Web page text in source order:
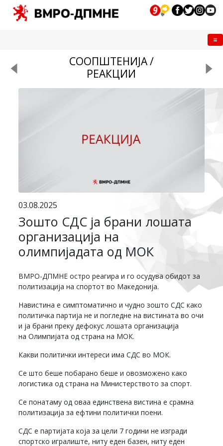
СООПШТЕНИЈА /
РЕАКЦИИ
03.08.2025
Зошто СДС ја брани лошата
организација на
олимпијадата од МОК
ВМРО-ДПМНЕ остро реагира и го осудува обидот за
политизација на спортот во Македонија.
Навистина е симптоматично и чудно зошто СДС како
политичка партија не и погледне на вистината во очи
и ја брани преку дефокус лошата организација
на Олимпијата од страна на МОК.
Какви политички интереси има СДС во МОК.
Се што беше побарано беше и овозможено како
логистика од страна на Министерството за спорт.
Се понатаму од оваа единствена вистина е срамна
политизација за ефтини политички поени.
СДС е партијата која за цели 7 години не изгради
спортско игралиште, ниту еден базен, ниту еден